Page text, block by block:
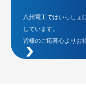
八州電工ではいっしょ
しています。
皆様のご応募心よりお